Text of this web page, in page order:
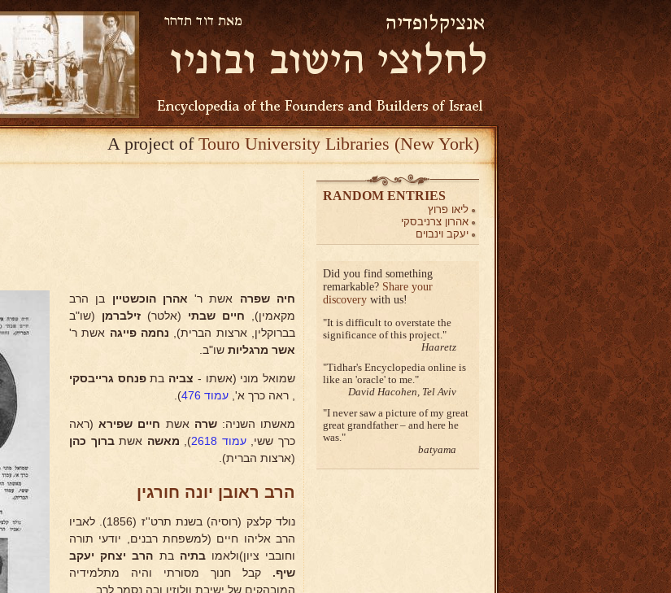
A project ofTouro University Libraries (New York)
חיה שפרה אשת ר' אהרן הוכשטיין בן הרב
מקאמין), חיים שבתי (אלטר) זילברמן (שו"ב
בברוקלין, ארצות הברית),
נחמה פייגה אשת ר'
אשר מרגליות שו"ב.
שמואל מוני (אשתו - צביה בתפנחס גרייבסקי
, ראה כרך א', עמוד 476 ).
מאשתו השניה:שרה אשת חיים שפירא(ראה
כרך ששי,עמוד 2618 ), מאשה אשתברוך כהן
(ארצות הברית).
הרב ראובן יונה חורגין
נולד קלצק (רוסיה) בשנת תרט''ז (1856). לאביו
הרב אליהו חיים (למשפחת רבנים, יודעי תורה
וחובבי ציון)ולאמובתיהבת הרב יצחק יעקב
שיף. קבל חנוך מסורתי והיה מתלמידיה
המובהקים של ישיבת וולוזין ובה נסמך לרב.
RANDOM ENTRIES
ליאו פרוץ
אהרון צרניבסקי
יעקב וינבוים
Did you find something
remarkable? Share your
discovery with us!
It is difficult to overstate the
significance of this project.
Haaretz
Tidhar's Encyclopedia online is
like an 'oracle' to me.
David Hacohen, Tel Aviv
I never saw a picture of my great
great grandfather – and here he
was.
batyama